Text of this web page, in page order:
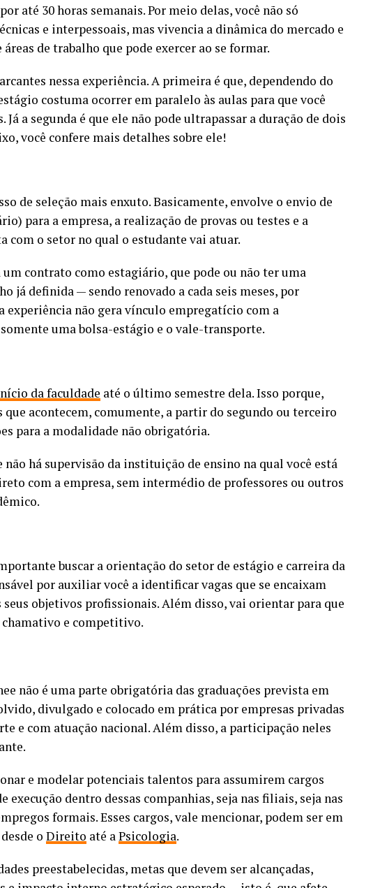
até 30 horas semanais. Por meio delas, você não só
e interpessoais, mas vivencia a dinâmica do mercado e
de trabalho que pode exercer ao se formar.
nessa experiência. A primeira é que, dependendo do
costuma ocorrer em paralelo às aulas para que você
Já a segunda é que ele não pode ultrapassar a duração de dois
você confere mais detalhes sobre ele!
de seleção mais enxuto. Basicamente, envolve o envio de
para a empresa, a realização de provas ou testes e a
com o setor no qual o estudante vai atuar.
um contrato como estagiário, que pode ou não ter uma
já definida — sendo renovado a cada seis meses, por
experiência não gera vínculo empregatício com a
uma bolsa-estágio e o vale-transporte.
da faculdade até o último semestre dela. Isso porque,
acontecem, comumente, a partir do segundo ou terceiro
para a modalidade não obrigatória.
não há supervisão da instituição de ensino na qual você está
com a empresa, sem intermédio de professores ou outros
buscar a orientação do setor de estágio e carreira da
por auxiliar você a identificar vagas que se encaixam
seus objetivos profissionais. Além disso, vai orientar para que
e competitivo.
não é uma parte obrigatória das graduações prevista em
divulgado e colocado em prática por empresas privadas
e com atuação nacional. Além disso, a participação neles
e modelar potenciais talentos para assumirem cargos
dentro dessas companhias, seja nas filiais, seja nas
formais. Esses cargos, vale mencionar, podem ser em
o Direito até aPsicologia.
preestabelecidas, metas que devem ser alcançadas,